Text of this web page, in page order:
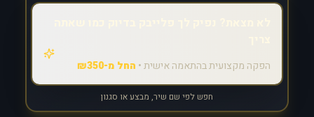
הפקה מקצועית בהתאמה אישית • החל מ-₪350
חפש לפי שם שיר, מבצע או סגנון